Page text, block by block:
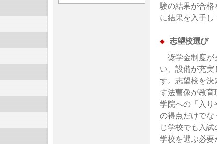
験の結果が合格
に結果を入手
◆ 志望校選び
奨学金制度が
い、設備が充
す。志望校を決
す法曹像が教育
学院への「入り
の得点だけでな
じ学校でも入
学校を選ぶ必要